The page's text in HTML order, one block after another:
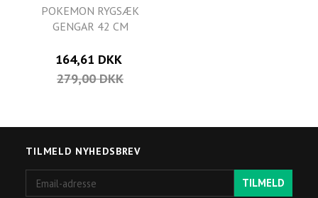
POKEMON RYGSÆK
GENGAR 42 CM
164,61 DKK
279,00 DKK
TILMELD NYHEDSBREV
adresse
TILMELD